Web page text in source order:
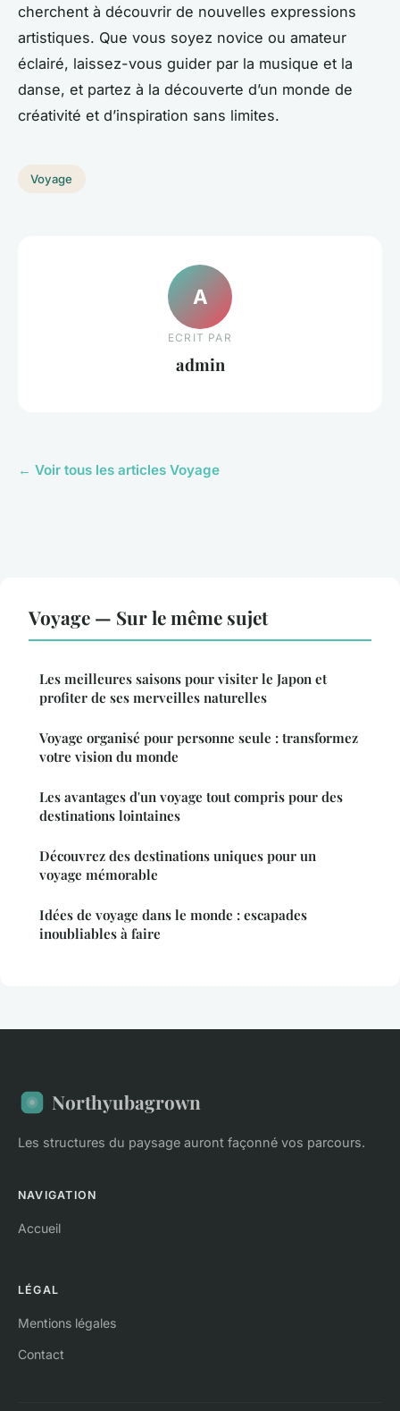
cherchent à découvrir de nouvelles expressions
artistiques. Que vous soyez novice ou amateur
éclairé, laissez-vous guider par la musique et la
danse, et partez à la découverte d’un monde de
créativité et d’inspiration sans limites.
Voyage
A
ECRIT PAR
admin
← Voir tous les articles Voyage
Voyage — Sur le même sujet
Les meilleures saisons pour visiter le Japon et
profiter de ses merveilles naturelles
Voyage organisé pour personne seule : transformez
votre vision du monde
Les avantages d'un voyage tout compris pour des
destinations lointaines
Découvrez des destinations uniques pour un
voyage mémorable
Idées de voyage dans le monde : escapades
inoubliables à faire
Northyubagrown
Les structures du paysage auront façonné vos parcours.
NAVIGATION
Accueil
LÉGAL
Mentions légales
Contact